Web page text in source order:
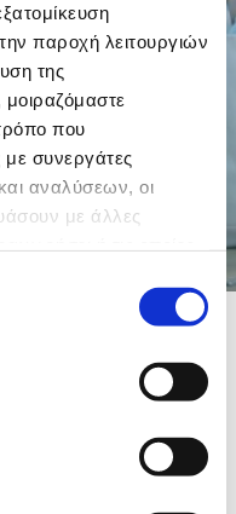
παροχή λειτουργιών
της
που
με συνεργάτες
αναλύσεων, οι
με άλλες
μας, στα Σπάτα,
δημιουργήσουμε
όνειρα!